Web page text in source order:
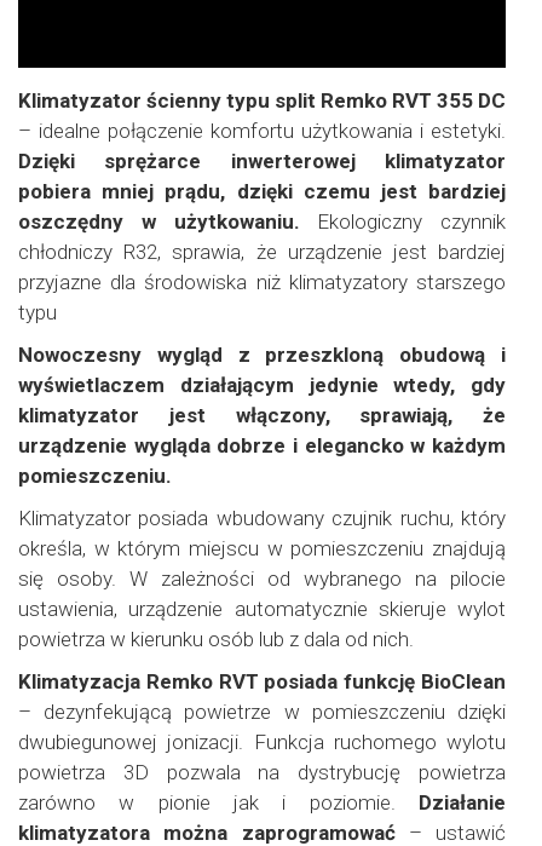
Klimatyzator ścienny typu split Remko RVT 355 DC
– idealne połączenie komfortu użytkowania i estetyki.
Dzięki sprężarce inwerterowej klimatyzator
pobiera mniej prądu, dzięki czemu jest bardziej
oszczędny w użytkowaniu. Ekologiczny czynnik
chłodniczy R32, sprawia, że urządzenie jest bardziej
przyjazne dla środowiska niż klimatyzatory starszego
typu
Nowoczesny wygląd z przeszkloną obudową i
wyświetlaczem działającym jedynie wtedy, gdy
klimatyzator jest włączony, sprawiają, że
urządzenie wygląda dobrze i elegancko w każdym
pomieszczeniu.
Klimatyzator posiada wbudowany czujnik ruchu, który
określa, w którym miejscu w pomieszczeniu znajdują
się osoby. W zależności od wybranego na pilocie
ustawienia, urządzenie automatycznie skieruje wylot
powietrza w kierunku osób lub z dala od nich.
Klimatyzacja Remko RVT posiada funkcję BioClean
– dezynfekującą powietrze w pomieszczeniu dzięki
dwubiegunowej jonizacji. Funkcja ruchomego wylotu
powietrza 3D pozwala na dystrybucję powietrza
zarówno w pionie jak i poziomie. Działanie
klimatyzatora można zaprogramować– ustawić